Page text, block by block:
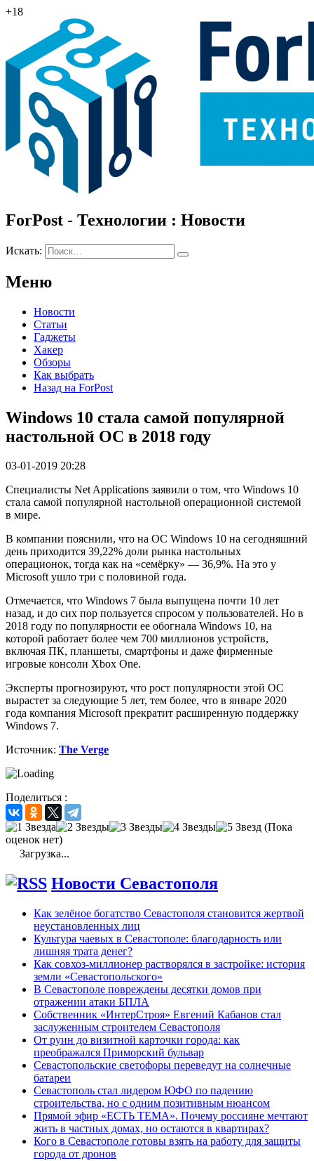
+18
ForPost - Технологии : Новости
Искать:
Меню
Новости
Статьи
Гаджеты
Хакер
Обзоры
Как выбрать
Назад на ForPost
Windows 10 стала самой популярной
настольной ОС в 2018 году
03-01-2019 20:28
Специалисты Net Applications заявили о том, что Windows 10
стала самой популярной настольной операционной системой
в мире.
В компании пояснили, что на OC Windows 10 на сегодняшний
день приходится 39,22% доли рынка настольных
операционок, тогда как на «семёрку» — 36,9%. На это у
Microsoft ушло три с половиной года.
Отмечается, что Windows 7 была выпущена почти 10 лет
назад, и до сих пор пользуется спросом у пользователей. Но в
2018 году по популярности ее обогнала Windows 10, на
которой работает более чем 700 миллионов устройств,
включая ПК, планшеты, смартфоны и даже фирменные
игровые консоли Xbox One.
Эксперты прогнозируют, что рост популярности этой ОС
вырастет за следующие 5 лет, тем более, что в январе 2020
года компания Microsoft прекратит расширенную поддержку
Windows 7.
Источник: The Verge
Поделиться :
(Пока
оценок нет)
Загрузка...
Новости Севастополя
Как зелёное богатство Севастополя становится жертвой
неустановленных лиц
Культура чаевых в Севастополе: благодарность или
лишняя трата денег?
Как совхоз-миллионер растворялся в застройке: история
земли «Севастопольского»
В Севастополе повреждены десятки домов при
отражении атаки БПЛА
Собственник «ИнтерСтроя» Евгений Кабанов стал
заслуженным строителем Севастополя
От руин до визитной карточки города: как
преображался Приморский бульвар
Севастопольские светофоры переведут на солнечные
батареи
Севастополь стал лидером ЮФО по падению
строительства, но с одним позитивным нюансом
Прямой эфир «ЕСТЬ ТЕМА». Почему россияне мечтают
жить в частных домах, но остаются в квартирах?
Кого в Севастополе готовы взять на работу для защиты
города от дронов